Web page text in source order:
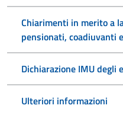
Chiarimenti in merito a
pensionati, coadiuvanti
Dichiarazione IMU degli
Ulteriori informazioni